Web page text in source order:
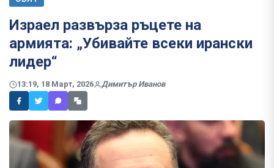
Израел развърза ръцете на
армията: „Убивайте всеки ирански
лидер“
13:19, 18 Март, 2026 Димитър Иванов